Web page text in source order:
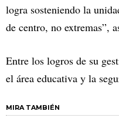
logra sosteniendo la
de centro, no extremas”,
Entre los logros de su
el área educativa y la
MIRA TAMBIÉN